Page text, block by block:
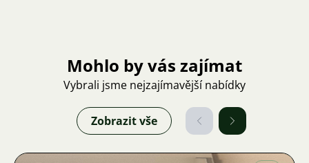
Mohlo by vás zajímat
Vybrali jsme nejzajímavější nabídky
Zobrazit vše